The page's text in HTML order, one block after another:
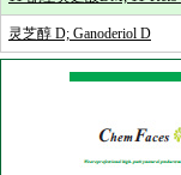
灵芝醇 D; Ganoderiol D